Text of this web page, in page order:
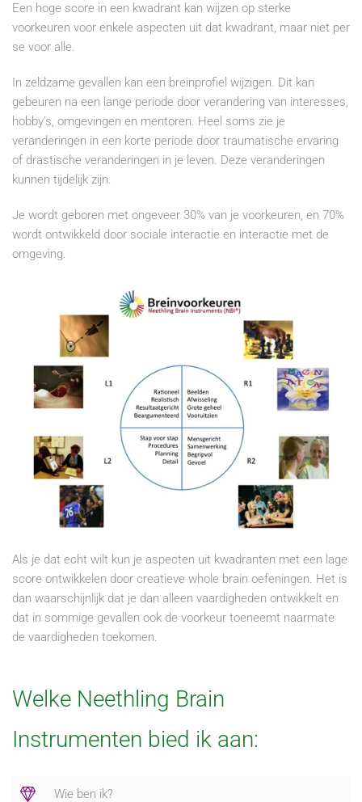
Een hoge score in een kwadrant kan wijzen op sterke
voorkeuren voor enkele aspecten uit dat kwadrant, maar niet per
se voor alle.
In zeldzame gevallen kan een breinprofiel wijzigen. Dit kan
gebeuren na een lange periode door verandering van interesses,
hobby’s, omgevingen en mentoren. Heel soms zie je
veranderingen in een korte periode door traumatische ervaring
of drastische veranderingen in je leven. Deze veranderingen
kunnen tijdelijk zijn.
Je wordt geboren met ongeveer 30% van je voorkeuren, en 70%
wordt ontwikkeld door sociale interactie en interactie met de
omgeving.
Als je dat echt wilt kun je aspecten uit kwadranten met een lage
score ontwikkelen door creatieve whole brain oefeningen. Het is
dan waarschijnlijk dat je dan alleen vaardigheden ontwikkelt en
dat in sommige gevallen ook de voorkeur toeneemt naarmate
de vaardigheden toekomen.
Welke Neethling Brain
Instrumenten bied ik aan:
Wie ben ik?